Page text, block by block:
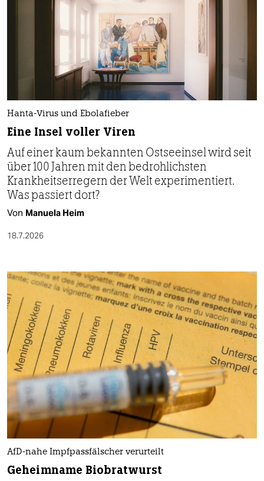
Hanta-Virus und Ebolafieber
Eine Insel voller Viren
Auf einer kaum bekannten Ostseeinsel wird seit
über 100 Jahren mit den bedrohlichsten
Krankheitserregern der Welt experimentiert.
Was passiert dort?
Von Manuela Heim
18.7.2026
AfD-nahe Impfpassfälscher verurteilt
Geheimname Biobratwurst